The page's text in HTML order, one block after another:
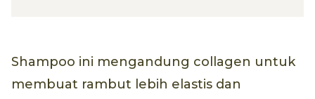
Shampoo ini mengandung collagen untuk
membuat rambut lebih elastis dan